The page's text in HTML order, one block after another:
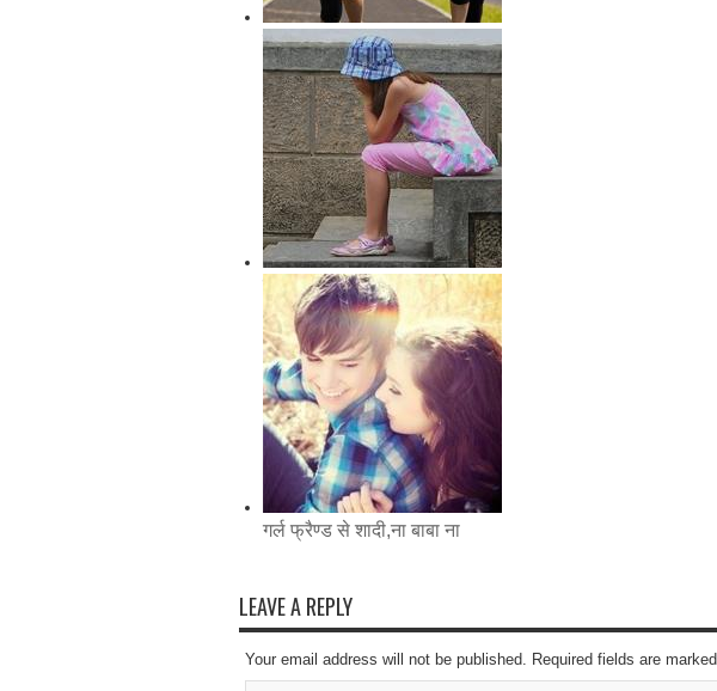
युवा बेटी को दें दोस्ती का उपहार
किशोरवय की समस्यायें
गर्ल फ्रैण्ड से शादी,ना बाबा ना
LEAVE A REPLY
Your email address will not be published. Required fields are marked